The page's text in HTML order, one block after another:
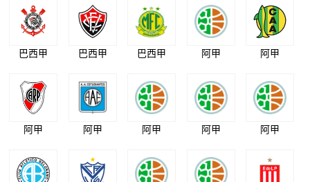
巴西甲 巴西甲 巴西甲 阿甲 阿甲
阿甲 阿甲 阿甲 阿甲 阿甲